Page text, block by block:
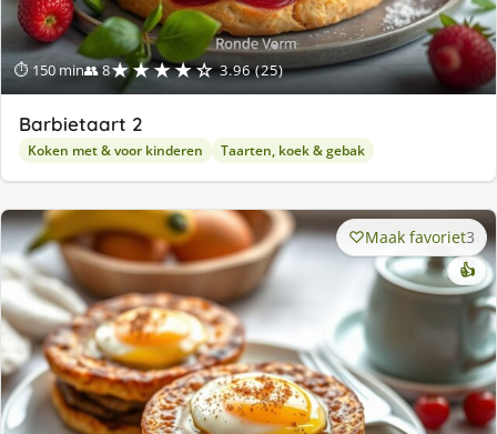
⏱ 150 min👥 8★★★★☆ 3.96 (25)
Barbietaart 2
Koken met & voor kinderen Taarten, koek & gebak
Maak favoriet3
👍